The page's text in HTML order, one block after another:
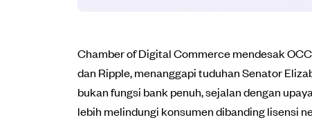
Chamber of Digital Commerce mendesak
dan Ripple, menanggapi tuduhan Senator
bukan fungsi bank penuh, sejalan dengan
lebih melindungi konsumen dibanding lisensi